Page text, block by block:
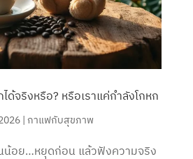
ด้จริงหรือ? หรือเราแค่กำลังโกหก
| กาแฟกับสุขภาพ
น้อย…หยุดก่อน แล้วฟังความจริง